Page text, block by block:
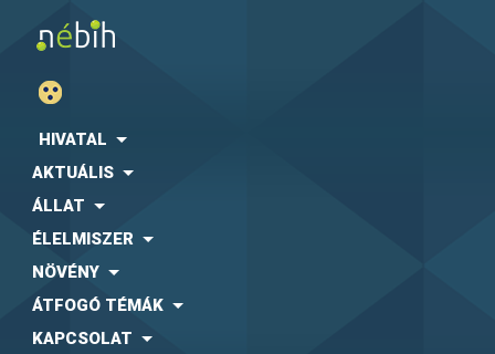
HIVATAL
AKTUÁLIS
ÁLLAT
ÉLELMISZER
NÖVÉNY
ÁTFOGÓ TÉMÁK
KAPCSOLAT